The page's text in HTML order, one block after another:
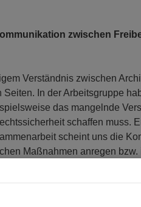
zwischen
Verständnis zwischen
In der Arbeitsgruppe
das mangelnde
schaffen muss.
scheint uns die
Maßnahmen anregen bzw.
der Zusammenarbeit